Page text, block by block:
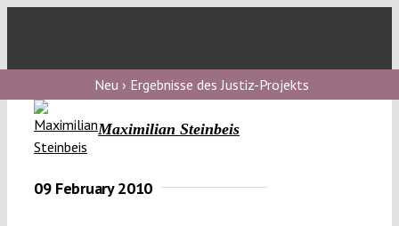
Neu › Ergebnisse des Justiz-Projekts
Maximilian Steinbeis
09 February 2010